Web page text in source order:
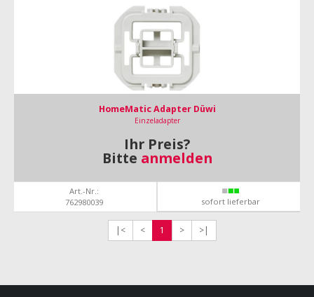
HomeMatic Adapter Düwi
Einzeladapter
Ihr Preis?
Bitte anmelden
Art.-Nr.:
762980039
sofort lieferbar
|< < 1 > >|